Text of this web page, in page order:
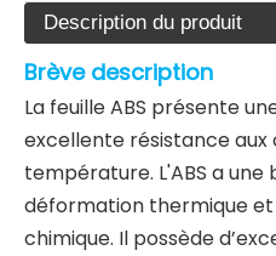
Description du produit
Brève description
La feuille ABS présente
excellente résistance aux
température. L'ABS a
déformation thermique
chimique. Il possède